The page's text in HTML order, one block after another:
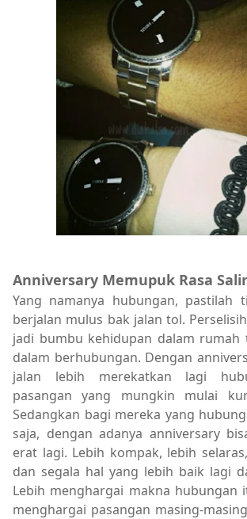
Anniversary Memupuk Rasa
Yang namanya hubungan, pastilah
berjalan mulus bak jalan tol.
jadi bumbu kehidupan dalam rumah
dalam berhubungan. Dengan
jalan lebih merekatkan lagi
pasangan yang mungkin mulai
Sedangkan bagi mereka yang
saja, dengan adanya anniversary
erat lagi. Lebih kompak, lebih
dan segala hal yang lebih baik lagi
Lebih menghargai makna hubungan
menghargai pasangan masing-